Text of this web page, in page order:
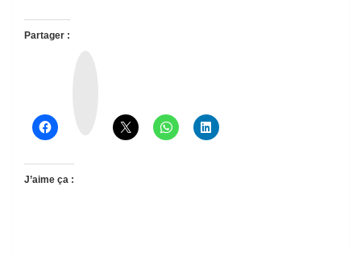
Partager :
J’aime ça :